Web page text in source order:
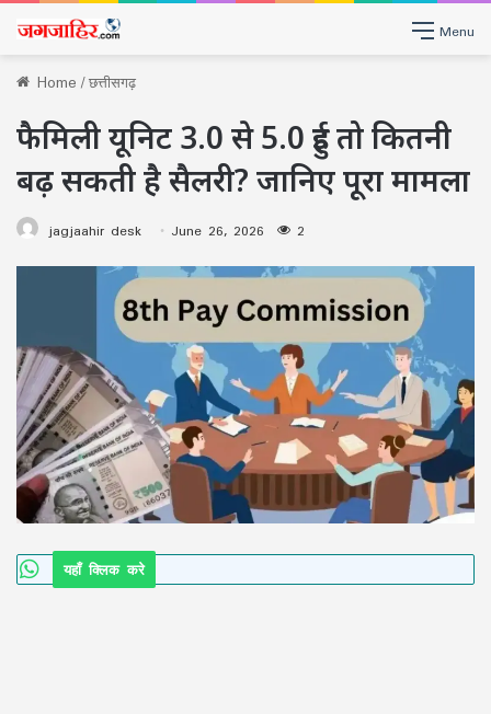
Menu
Home/छत्तीसगढ़
फैमिली यूनिट 3.0 से 5.0 हुई तो कितनी
बढ़ सकती है सैलरी? जानिए पूरा मामला
jagjaahir desk June 26, 2026 2
यहाँ क्लिक करे